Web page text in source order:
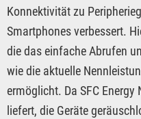
Konnektivität zu
Smartphones verbessert.
die das einfache Abrufen
wie die aktuelle
ermöglicht. Da SFC Energy
liefert, die Geräte